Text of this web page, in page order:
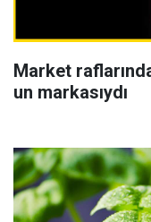
Market
un markasıydı